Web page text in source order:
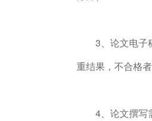
3、论文电子
重结果，不合格
4、论文撰写